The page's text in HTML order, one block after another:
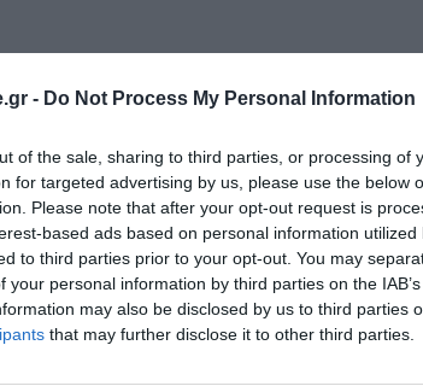
- Do Not Process My Personal Information
of the sale, sharing to third parties, or processing of
for targeted advertising by us, please use the below
Please note that after your opt-out request is
based ads based on personal information
to third parties prior to your opt-out. You may
your personal information by third parties on the
may also be disclosed by us to third parties
that may further disclose it to other third parties.